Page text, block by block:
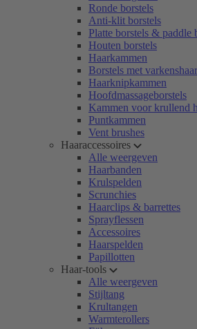
Ronde borstels
Anti-klit borstels
Platte borstels & paddle
Houten borstels
Haarkammen
Borstels met varkenshaar
Haarknipkammen
Hoofdmassageborstels
Kammen voor krullend
Puntkammen
Vent brushes
Haaraccessoires
Alle weergeven
Haarbanden
Krulspelden
Scrunchies
Haarclips & barrettes
Sprayflessen
Accessoires
Haarspelden
Papillotten
Haar-tools
Alle weergeven
Stijltang
Krultangen
Warmterollers